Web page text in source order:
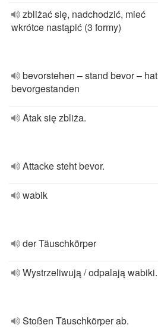
zbliżać się, nadchodzić, mieć
wkrótce nastąpić (3 formy)
bevorstehen – stand bevor – hat
bevorgestanden
Atak się zbliża.
Attacke steht bevor.
wabik
der Täuschkörper
Wystrzeliwują / odpalają wabiki.
Stoßen Täuschkörper ab.